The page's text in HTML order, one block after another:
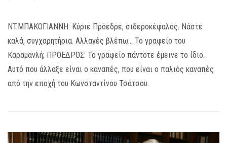
NT.MΠΑΚΟΓΙΑΝΝΗ: Κύριε Πρόεδρε, σιδεροκέφαλος. Νάστε
καλά, συγχαρητήρια. Αλλαγές βλέπω… Το γραφείο του
Καραμανλή; ΠΡΟΕΔΡΟΣ: Το γραφείο πάντοτε έμεινε το ίδιο.
Αυτό που άλλαξε είναι ο καναπές, που είναι ο παλιός καναπές
από την εποχή του Κωνσταντίνου Τσάτσου.